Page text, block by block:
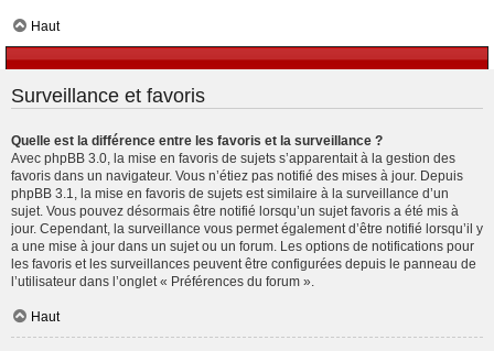
Haut
Surveillance et favoris
Quelle est la différence entre les favoris et la surveillance ?
Avec phpBB 3.0, la mise en favoris de sujets s’apparentait à la gestion des
favoris dans un navigateur. Vous n’étiez pas notifié des mises à jour. Depuis
phpBB 3.1, la mise en favoris de sujets est similaire à la surveillance d’un
sujet. Vous pouvez désormais être notifié lorsqu’un sujet favoris a été mis à
jour. Cependant, la surveillance vous permet également d’être notifié lorsqu’il y
a une mise à jour dans un sujet ou un forum. Les options de notifications pour
les favoris et les surveillances peuvent être configurées depuis le panneau de
l’utilisateur dans l’onglet « Préférences du forum ».
Haut